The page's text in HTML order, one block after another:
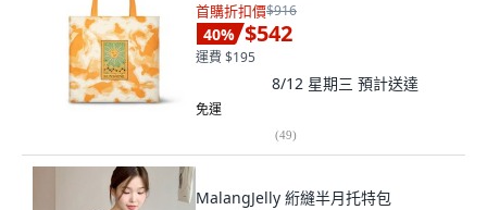
首購折扣價$916
40% $542
運費 $195
8/12 星期三 預計送達
免運
(49)
MalangJelly 絎縫半月托特包